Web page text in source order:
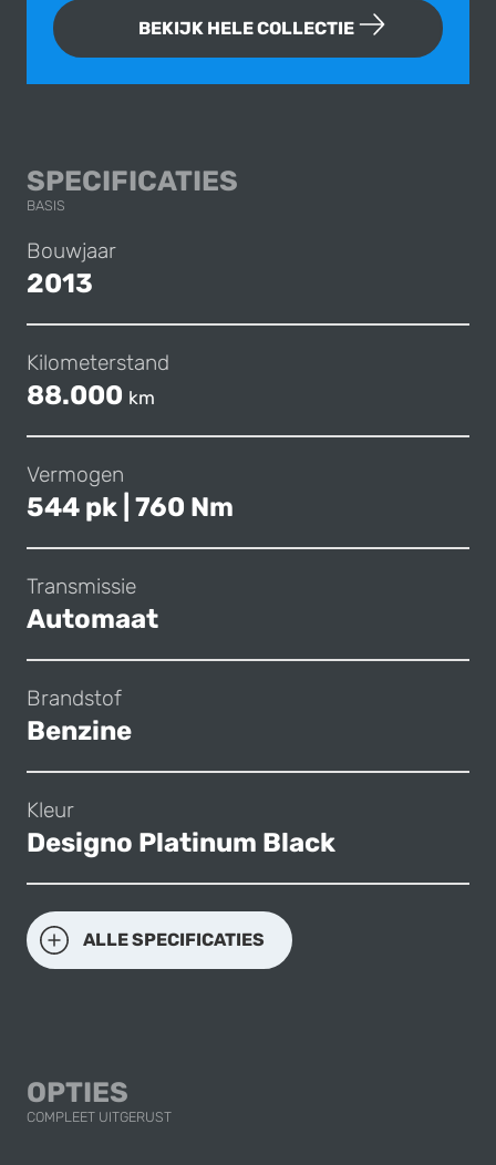
BEKIJK HELE COLLECTIE
SPECIFICATIES
BASIS
Bouwjaar
2013
Kilometerstand
88.000 km
Vermogen
544 pk | 760 Nm
Transmissie
Automaat
Brandstof
Benzine
Kleur
Designo Platinum Black
ALLE SPECIFICATIES
OPTIES
COMPLEET UITGERUST